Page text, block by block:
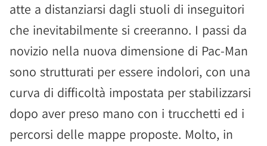
atte a distanziarsi dagli stuoli di inseguitori
che inevitabilmente si creeranno. I passi da
novizio nella nuova dimensione di Pac-Man
sono strutturati per essere indolori, con una
curva di difficoltà impostata per stabilizzarsi
dopo aver preso mano con i trucchetti ed i
percorsi delle mappe proposte. Molto, in